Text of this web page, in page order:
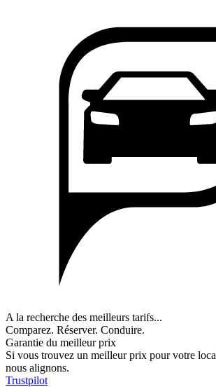
A la recherche des meilleurs tarifs...
Comparez. Réserver. Conduire.
Garantie du meilleur prix
Si vous trouvez un meilleur prix pour votre
nous alignons.
Trustpilot